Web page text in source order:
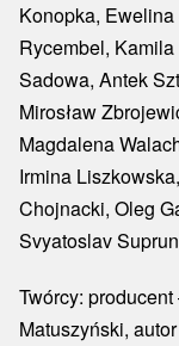
Konopka,
Rycembel,
Sadowa, Antek
Mirosław
Magdalena
Irmina
Chojnacki, Oleg
Svyatoslav
Twórcy:
Matuszyński,